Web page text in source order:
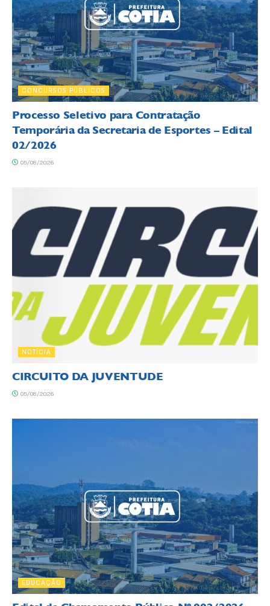
CONCURSOS PÚBLICOS
Processo Seletivo para Contratação
Temporária da Secretaria de Esportes – Edital
02/2026
05/08/2026
NOTÍCIA
CIRCUITO DA JUVENTUDE
05/08/2026
EDUCAÇÃO